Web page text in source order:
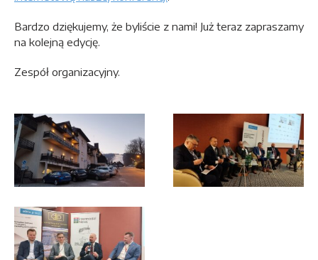
Bardzo dziękujemy, że byliście z nami! Już teraz zapraszamy
na kolejną edycję.
Zespół organizacyjny.